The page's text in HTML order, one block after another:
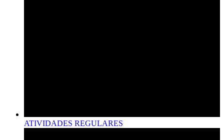
ATIVIDADES REGULARES